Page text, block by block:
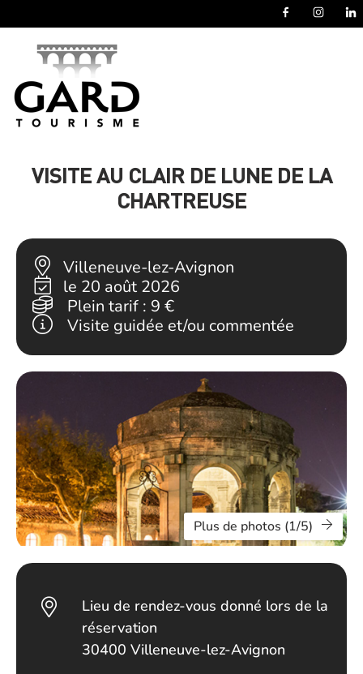
VISITE AU CLAIR DE LUNE DE LA
CHARTREUSE
Villeneuve-lez-Avignon
le 20 août 2026
Plein tarif : 9 €
Visite guidée et/ou commentée
Plus de photos (1/5)
Lieu de rendez-vous donné lors de la
réservation
30400 Villeneuve-lez-Avignon